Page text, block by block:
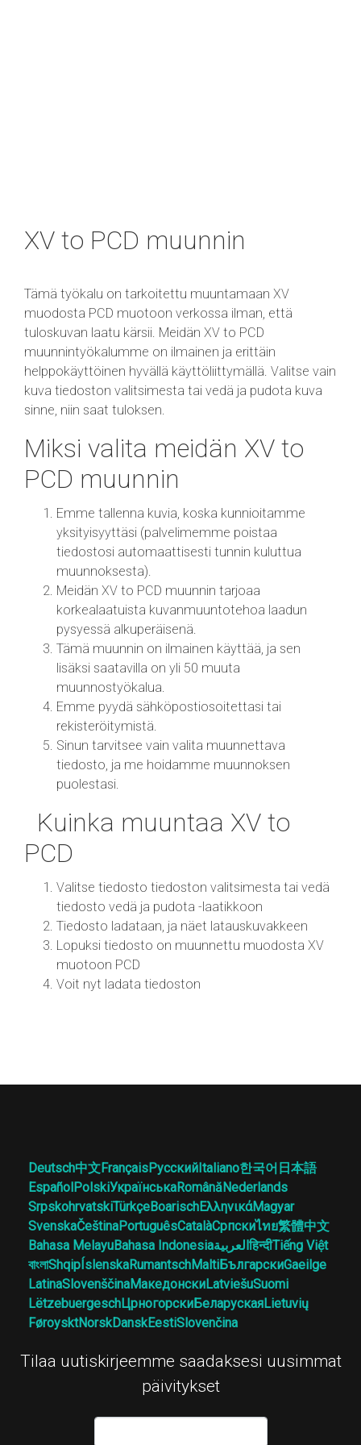
XV to PCD muunnin
Tämä työkalu on tarkoitettu muuntamaan XV
muodosta PCD muotoon verkossa ilman, että
tuloskuvan laatu kärsii. Meidän XV to PCD
muunnintyökalumme on ilmainen ja erittäin
helppokäyttöinen hyvällä käyttöliittymällä. Valitse vain
kuva tiedoston valitsimesta tai vedä ja pudota kuva
sinne, niin saat tuloksen.
Miksi valita meidän XV to
PCD muunnin
Emme tallenna kuvia, koska kunnioitamme
yksityisyyttäsi (palvelimemme poistaa
tiedostosi automaattisesti tunnin kuluttua
muunnoksesta).
Meidän XV to PCD muunnin tarjoaa
korkealaatuista kuvanmuuntotehoa laadun
pysyessä alkuperäisenä.
Tämä muunnin on ilmainen käyttää, ja sen
lisäksi saatavilla on yli 50 muuta
muunnostyökalua.
Emme pyydä sähköpostiosoitettasi tai
rekisteröitymistä.
Sinun tarvitsee vain valita muunnettava
tiedosto, ja me hoidamme muunnoksen
puolestasi.
Kuinka muuntaa XV to
PCD
Valitse tiedosto tiedoston valitsimesta tai vedä
tiedosto vedä ja pudota -laatikkoon
Tiedosto ladataan, ja näet latauskuvakkeen
Lopuksi tiedosto on muunnettu muodosta XV
muotoon PCD
Voit nyt ladata tiedoston
Deutsch中文FrançaisРусскийItaliano한국어 日本語
EspañolPolskiУкраїнськаRomânăNederlands
SrpskohrvatskiTürkçeBoarischΕλληνικάMagyar
SvenskaČeštinaPortuguêsCatalàСрпскиไทย繁體中文
Bahasa MelayuBahasa Indonesiaالعربيةहिन्दीTiếng Việt
বাংলাShqipÍslenskaRumantschMaltiБългарскиGaeilge
LatinaSlovenščinaМакедонскиLatviešuSuomi
LëtzebuergeschЦрногорскиБеларускаяLietuvių
FøroysktNorskDanskEestiSlovenčina
Tilaa uutiskirjeemme saadaksesi uusimmat
päivitykset